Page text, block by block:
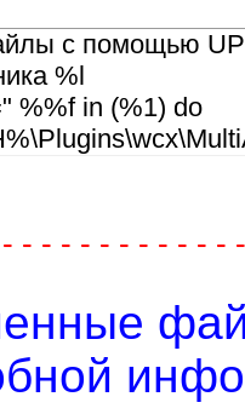
с помощью
%l
%%f in (%1) do
- - - - - - - - - -